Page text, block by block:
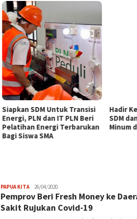
Siapkan SDM Untuk Transisi
Energi, PLN dan IT PLN Beri
Pelatihan Energi Terbarukan
Bagi Siswa SMA
Hadir
SDM
Minum
PAPUA KITAJPatading
26/04/2020
Pemprov Beri Fresh Money ke
Sakit Rujukan Covid-19